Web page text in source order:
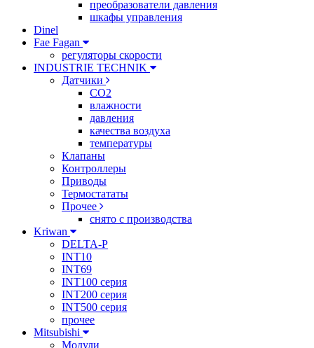
преобразователи давления
шкафы управления
Dinel
Fae Fagan
регуляторы скорости
INDUSTRIE TECHNIK
Датчики
CO2
влажности
давления
качества воздуха
температуры
Клапаны
Контроллеры
Приводы
Термостататы
Прочее
снято с производства
Kriwan
DELTA-P
INT10
INT69
INT100 серия
INT200 серия
INT500 серия
прочее
Mitsubishi
Модули